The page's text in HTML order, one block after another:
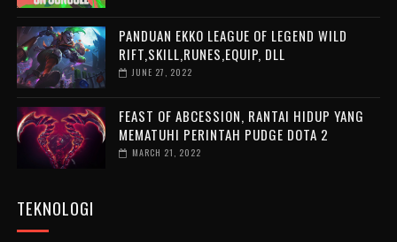
PANDUAN EKKO LEAGUE OF LEGEND WILD
RIFT,SKILL,RUNES,EQUIP, DLL
JUNE 27, 2022
FEAST OF ABCESSION, RANTAI HIDUP YANG
MEMATUHI PERINTAH PUDGE DOTA 2
MARCH 21, 2022
TEKNOLOGI